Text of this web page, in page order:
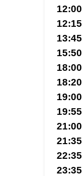
12:00
12:15
13:45
15:50
18:00
18:20
19:00
19:55
21:00
21:35
22:35
23:35